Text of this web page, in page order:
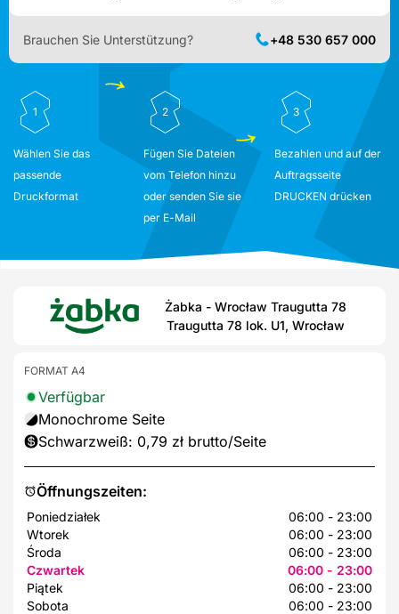
Brauchen Sie Unterstützung? +48 530 657 000
1
Wählen Sie das
passende
Druckformat
2
Fügen Sie Dateien
vom Telefon hinzu
oder senden Sie sie
per E-Mail
3
Bezahlen und auf der
Auftragsseite
DRUCKEN drücken
Żabka - Wrocław Traugutta 78
Traugutta 78 lok. U1, Wrocław
Öffnungszeiten:
Poniedziałek
06:00 - 23:00
Wtorek
06:00 - 23:00
Środa
06:00 - 23:00
Czwartek
06:00 - 23:00
Piątek
06:00 - 23:00
Sobota
06:00 - 23:00
FORMAT A4
Verfügbar
Monochrome Seite
Schwarzweiß: 0,79 zł brutto/Seite